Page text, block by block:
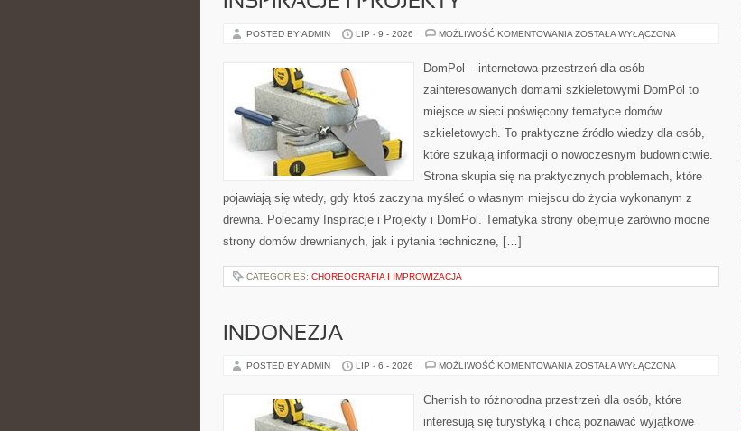
POSTED BY ADMIN LIP - 9 - 2026 MOŻLIWOŚĆ KOMENTOWANIA INSPIRACJE
ZOSTAŁA WYŁĄCZONA
DomPol – internetowa przestrzeń dla osób
zainteresowanych domami szkieletowymi DomPol to
miejsce w sieci poświęcony tematyce domów
szkieletowych. To praktyczne źródło wiedzy dla osób,
które szukają informacji o nowoczesnym budownictwie.
Strona skupia się na praktycznych problemach, które
pojawiają się wtedy, gdy ktoś zaczyna myśleć o własnym miejscu do życia wykonanym z
drewna. Polecamy Inspiracje i Projekty i DomPol. Tematyka strony obejmuje zarówno mocne
strony domów drewnianych, jak i pytania techniczne, […]
CATEGORIES: CHOREOGRAFIA I IMPROWIZACJA
INDONEZJA
POSTED BY ADMIN LIP - 6 - 2026 MOŻLIWOŚĆ KOMENTOWANIA INDONEZJA
ZOSTAŁA WYŁĄCZONA
Cherrish to różnorodna przestrzeń dla osób, które
interesują się turystyką i chcą poznawać wyjątkowe